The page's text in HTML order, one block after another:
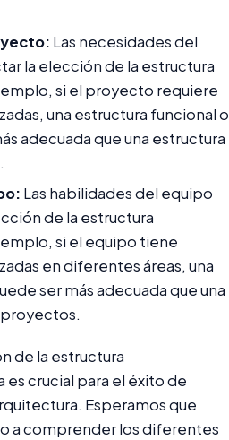
Las necesidades del
la elección de la estructura
si el proyecto requiere
una estructura funcional o
adecuada que una estructura
Las habilidades del equipo
de la estructura
si el equipo tiene
en diferentes áreas, una
ser más adecuada que una
de la estructura
es crucial para el éxito de
Esperamos que
a comprender los diferentes